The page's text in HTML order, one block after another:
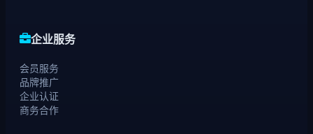
企业服务
会员服务
品牌推广
企业认证
商务合作